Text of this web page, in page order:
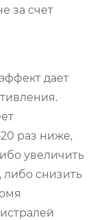
за счет
дает
раз ниже,
увеличить
либо снизить